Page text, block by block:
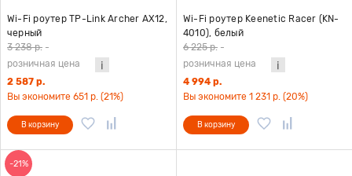
Wi-Fi роутер TP-Link Archer AX12,
черный
3 238 р. -
розничная цена
2 587 р.
Вы экономите 651 р. (21%)
В корзину
Wi-Fi роутер Keenetic Racer (KN-
4010), белый
6 225 р. -
розничная цена
4 994 р.
Вы экономите 1 231 р. (20%)
В корзину
-21%